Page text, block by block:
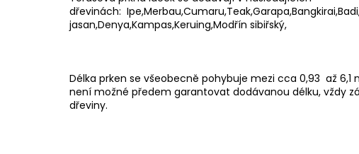
dřevinách: Ipe,Merbau,Cumaru,Teak,Garapa,Bangkirai,Badi
jasan,Denya,Kampas,Keruing,Modřín sibiřský,
Délka prken se všeobecně pohybuje mezi cca 0,93 až
není možné předem garantovat dodávanou délku, vždy
dřeviny.
VRTÁK STUPŇOVITÝ 4,7X25
913,91 Kč
VENKOVNÍ
55 176 Kč